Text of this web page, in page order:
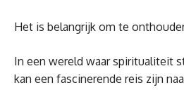
Het is belangrijk om te
In een wereld waar spiritualiteit
kan een fascinerende reis zijn